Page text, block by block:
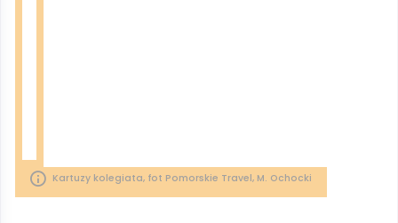
Kartuzy kolegiata, fot Pomorskie Travel, M. Ochocki